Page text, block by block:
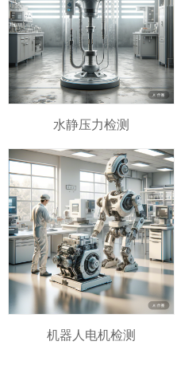
水静压力检测
机器人电机检测